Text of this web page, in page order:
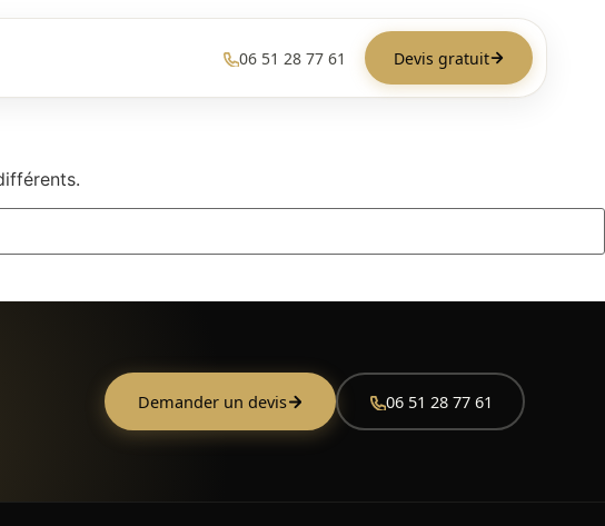
06 51 28 77 61 Devis gratuit
Demander un devis 06 51 28 77 61